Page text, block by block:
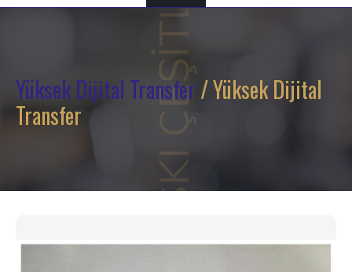
BASKI ÇEŞİTLERİ
Yüksek Dijital Transfer/ Yüksek Dijital
Transfer